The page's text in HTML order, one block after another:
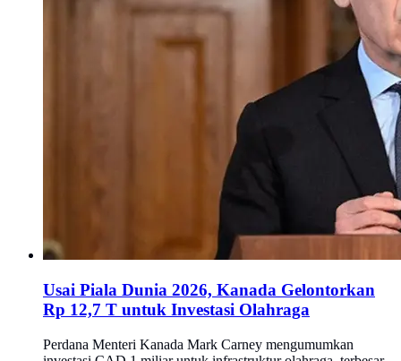
Usai Piala Dunia 2026, Kanada Gelontorkan
Rp 12,7 T untuk Investasi Olahraga
Perdana Menteri Kanada Mark Carney mengumumkan